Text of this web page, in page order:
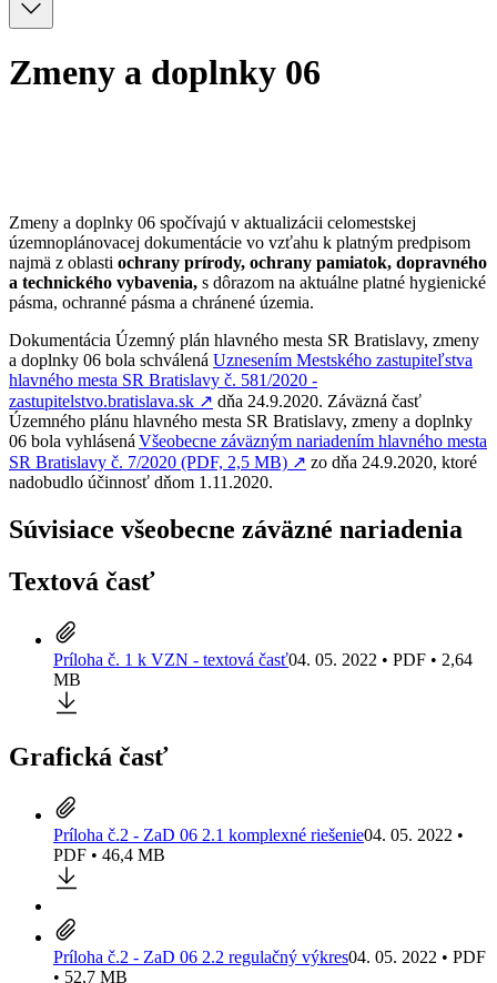
Zmeny a doplnky 06
Zmeny a doplnky 06 spočívajú v aktualizácii celomestskej
územnoplánovacej dokumentácie vo vzťahu k platným predpisom
najmä z oblasti ochrany prírody, ochrany pamiatok, dopravného
a technického vybavenia, s dôrazom na aktuálne platné hygienické
pásma, ochranné pásma a chránené územia.
Dokumentácia Územný plán hlavného mesta SR Bratislavy, zmeny
a doplnky 06 bola schválená Uznesením Mestského zastupiteľstva
hlavného mesta SR Bratislavy č. 581/2020 -
zastupitelstvo.bratislava.sk ↗︎ dňa 24.9.2020. Záväzná časť
Územného plánu hlavného mesta SR Bratislavy, zmeny a doplnky
06 bola vyhlásená Všeobecne záväzným nariadením hlavného mesta
SR Bratislavy č. 7/2020 (PDF, 2,5 MB) ↗︎ zo dňa 24.9.2020, ktoré
nadobudlo účinnosť dňom 1.11.2020.
Súvisiace všeobecne záväzné nariadenia
Textová časť
Príloha č. 1 k VZN - textová časť04. 05. 2022 • PDF • 2,64
MB
Grafická časť
Príloha č.2 - ZaD 06 2.1 komplexné riešenie04. 05. 2022 •
PDF • 46,4 MB
Príloha č.2 - ZaD 06 2.2 regulačný výkres04. 05. 2022 • PDF
• 52,7 MB